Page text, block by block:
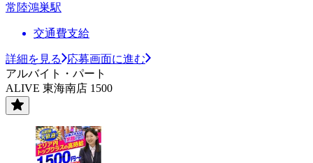
常陸鴻巣駅
交通費支給
詳細を見る
応募画面に進む
アルバイト・パート
ALIVE 東海南店 1500